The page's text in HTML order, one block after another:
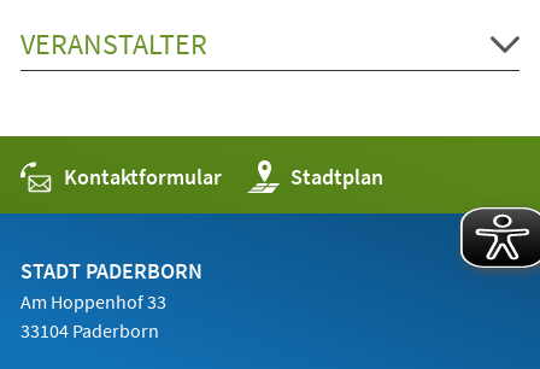
VERANSTALTER
Kontaktformular Stadtplan
(Öffnet
in
einem
STADT PADERBORN
Am Hoppenhof 33
33104 Paderborn